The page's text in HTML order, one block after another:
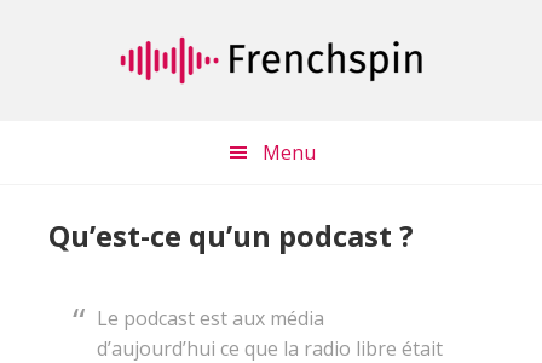
Menu
Qu’est-ce qu’un podcast ?
Le podcast est aux média
d’aujourd’hui ce que la radio libre était